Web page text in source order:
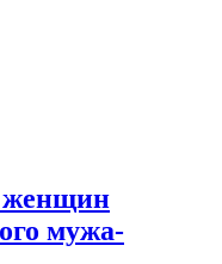
женщин
мужа-